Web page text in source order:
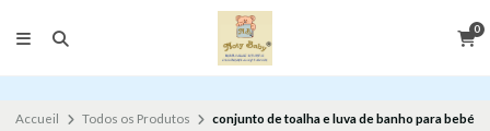
0
Accueil Todos os Produtos conjunto de toalha e luva de banho para bebé